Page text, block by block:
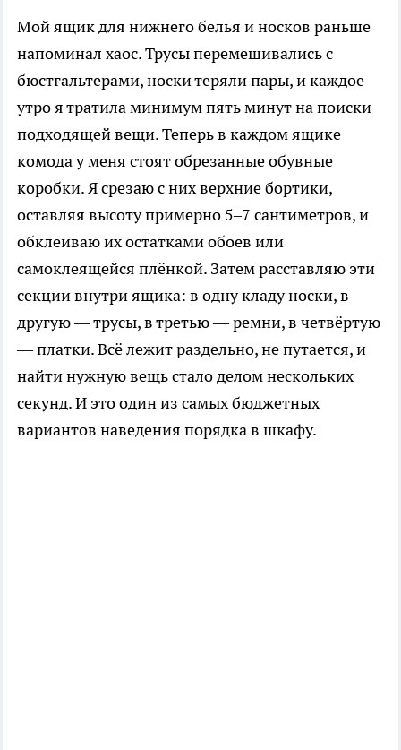
Мой ящик для нижнего белья и носков раньше
напоминал хаос. Трусы перемешивались с
бюстгальтерами, носки теряли пары, и каждое
утро я тратила минимум пять минут на поиски
подходящей вещи. Теперь в каждом ящике
комода у меня стоят обрезанные обувные
коробки. Я срезаю с них верхние бортики,
оставляя высоту примерно 5–7 сантиметров, и
обклеиваю их остатками обоев или
самоклеящейся плёнкой. Затем расставляю эти
секции внутри ящика: в одну кладу носки, в
другую — трусы, в третью — ремни, в четвёртую
— платки. Всё лежит раздельно, не путается, и
найти нужную вещь стало делом нескольких
секунд. И это один из самых бюджетных
вариантов наведения порядка в шкафу.